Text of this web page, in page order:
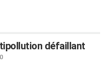
défaillant